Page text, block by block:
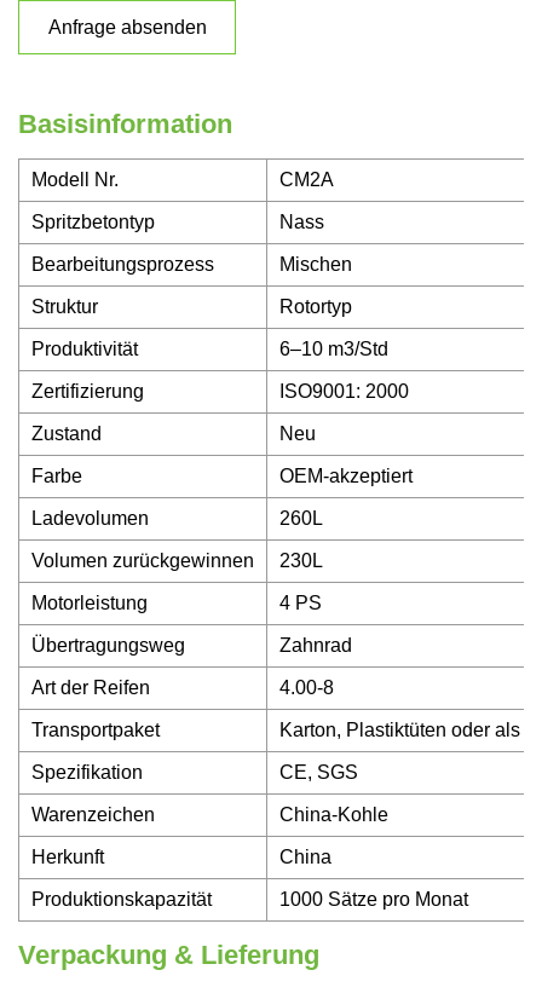
Anfrage absenden
Basisinformation
Modell Nr. CM2A
Spritzbetontyp Nass
Bearbeitungsprozess Mischen
Struktur Rotortyp
Produktivität 6–10 m3/Std
Zertifizierung ISO9001: 2000
Zustand Neu
Farbe OEM-akzeptiert
Ladevolumen 260L
Volumen zurückgewinnen 230L
Motorleistung 4 PS
Übertragungsweg Zahnrad
Art der Reifen 4.00-8
Transportpaket Karton, Plastiktüten oder als
Spezifikation CE, SGS
Warenzeichen China-Kohle
Herkunft China
Produktionskapazität 1000 Sätze pro Monat
Verpackung & Lieferung